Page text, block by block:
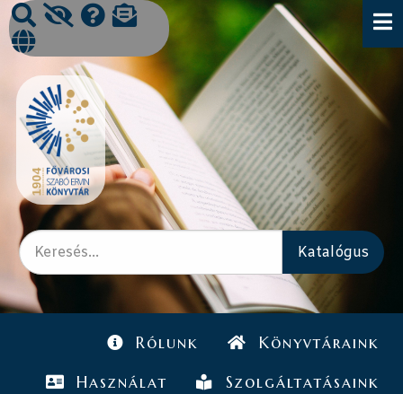
Rólunk Könyvtáraink
Használat Szolgáltatásaink